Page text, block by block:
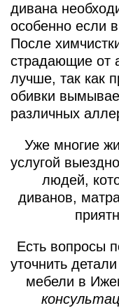
дивана
особенно если
После
страдающие от
лучше, так как
обивки
различных
Уже многие
услугой
людей,
диванов,
Есть вопросы
уточнить
мебели в